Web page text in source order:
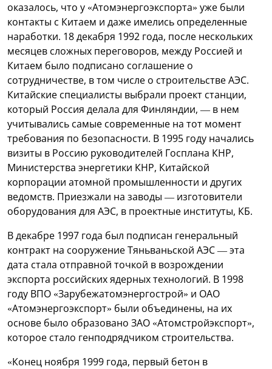
оказалось, что у «Атомэнергоэкспорта» уже были
контакты с Китаем и даже имелись определенные
наработки. 18 декабря 1992 года, после нескольких
месяцев сложных переговоров, между Россией и
Китаем было подписано соглашение о
сотрудничестве, в том числе о строительстве АЭС.
Китайские специалисты выбрали проект станции,
который Россия делала для Финляндии, — в нем
учитывались самые современные на тот момент
требования по безопасности. В 1995 году начались
визиты в Россию руководителей Госплана КНР,
Министерства энергетики КНР, Китайской
корпорации атомной промышленности и других
ведомств. Приезжали на заводы — изготовители
оборудования для АЭС, в проектные институты, КБ.
В декабре 1997 года был подписан генеральный
контракт на сооружение Тяньваньской АЭС — эта
дата стала отправной точкой в возрождении
экспорта российских ядерных технологий. В 1998
году ВПО «Зарубежатомэнергострой» и ОАО
«Атомэнергоэкспорт» были объединены, на их
основе было образовано ЗАО «Атомстройэкспорт»,
которое стало генподрядчиком строительства.
«Конец ноября 1999 года, первый бетон в